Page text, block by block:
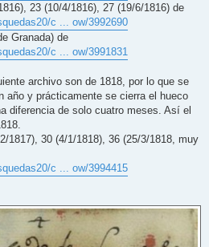
23 (10/4/1816), 27 (19/6/1816) de
c ... ow/3992690
Granada) de
c ... ow/3991831
archivo son de 1818, por lo que se
año y prácticamente se cierra el hueco
diferencia de solo cuatro meses. Así el
1817), 30 (4/1/1818), 36 (25/3/1818, muy
c ... ow/3994415